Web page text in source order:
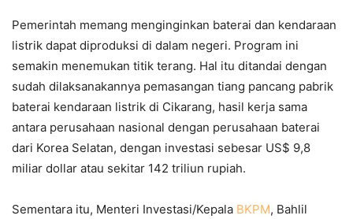
Pemerintah memang menginginkan baterai dan kendaraan
listrik dapat diproduksi di dalam negeri. Program ini
semakin menemukan titik terang. Hal itu ditandai dengan
sudah dilaksanakannya pemasangan tiang pancang pabrik
baterai kendaraan listrik di Cikarang, hasil kerja sama
antara perusahaan nasional dengan perusahaan baterai
dari Korea Selatan, dengan investasi sebesar US$ 9,8
miliar dollar atau sekitar 142 triliun rupiah.
Sementara itu, Menteri Investasi/Kepala BKPM, Bahlil